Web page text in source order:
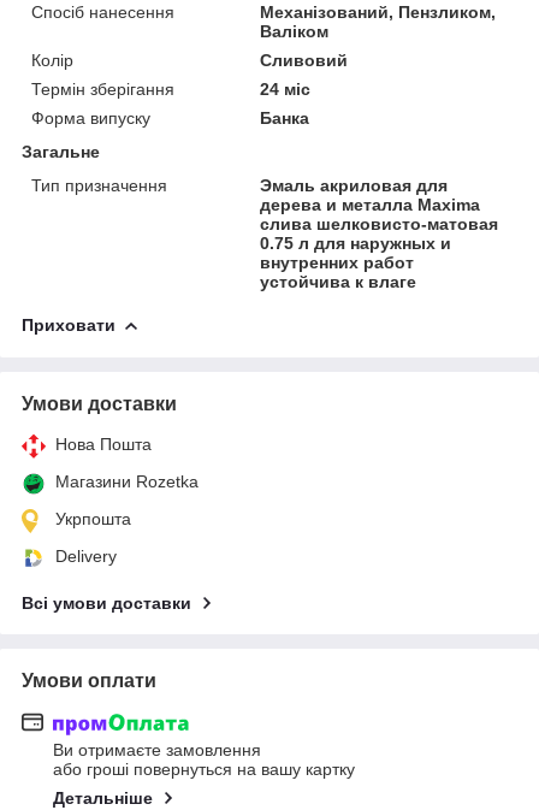
Спосіб нанесення
Механізований, Пензликом,
Валіком
Колір
Сливовий
Термін зберігання
24 міс
Форма випуску
Банка
Загальне
Тип призначення
Эмаль акриловая для
дерева и металла Maxima
слива шелковисто-матовая
0.75 л для наружных и
внутренних работ
устойчива к влаге
Приховати
Умови доставки
Нова Пошта
Магазини Rozetka
Укрпошта
Delivery
Всі умови доставки
Умови оплати
Ви отримаєте замовлення
або гроші повернуться на вашу картку
Детальніше